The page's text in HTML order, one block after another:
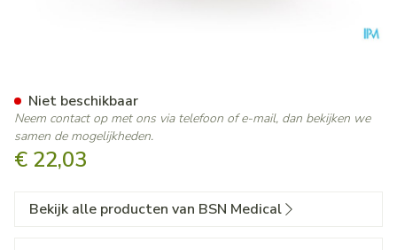
€ 22,03
Niet beschikbaar
Neem contact op met ons via telefoon of e-mail, dan bekijken we
samen de mogelijkheden.
Bekijk alle producten van BSN Medical